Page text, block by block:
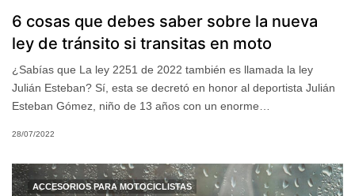
6 cosas que debes saber sobre la nueva
ley de tránsito si transitas en moto
¿Sabías que La ley 2251 de 2022 también es llamada la ley
Julián Esteban? Sí, esta se decretó en honor al deportista Julián
Esteban Gómez, niño de 13 años con un enorme…
28/07/2022
ACCESORIOS PARA MOTOCICLISTAS